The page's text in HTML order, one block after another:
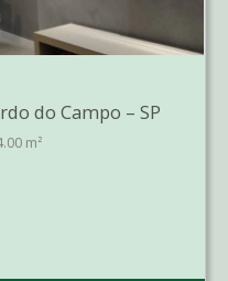
do Campo – SP
m²